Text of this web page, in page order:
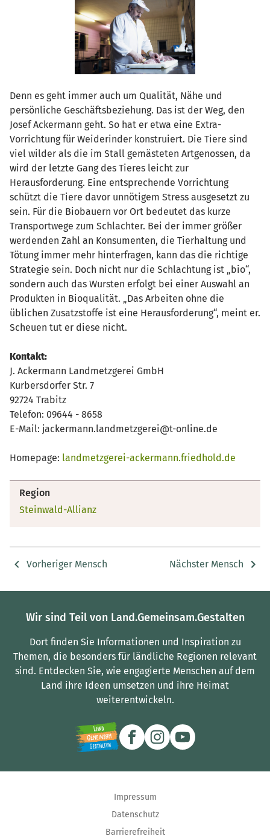
Denn es geht immer auch um Qualität, Nähe und
persönliche Geschäftsbeziehung. Das ist der Weg, den
Josef Ackermann geht. So hat er etwa eine Extra-
Vorrichtung für Weiderinder konstruiert. Die Tiere sind
viel wilder als die im Stall gemästeten Artgenossen, da
wird der letzte Gang des Tieres leicht zur
Herausforderung. Eine entsprechende Vorrichtung
schützt die Tiere davor unnötigem Stress ausgesetzt zu
sein. Für die Biobauern vor Ort bedeutet das kurze
Transportwege zum Schlachter. Bei der immer größer
werdenden Zahl an Konsumenten, die Tierhaltung und
Tötung immer mehr hinterfragen, kann das die richtige
Strategie sein. Doch nicht nur die Schlachtung ist „bio“,
sondern auch das Wursten erfolgt bei einer Auswahl an
Produkten in Bioqualität. „Das Arbeiten ohne die
üblichen Zusatzstoffe ist eine Herausforderung“, meint er.
Scheuen tut er diese nicht.
Kontakt:
J. Ackermann Landmetzgerei GmbH
Kurbersdorfer Str. 7
92724 Trabitz
Telefon: 09644 - 8658
E-Mail: jackermann.landmetzgerei@t-online.de
Homepage: landmetzgerei-ackermann.friedhold.de
Region
Steinwald-Allianz
Vorheriger Mensch Nächster Mensch
Wir sind Teil von Land.Gemeinsam.Gestalten
Dort finden Sie Informationen und Inspiration zu
Themen, die besonders für ländliche Regionen relevant
sind. Entdecken Sie, wie engagierte Menschen auf dem
Land ihre Ideen umsetzen und ihre Heimat
weiterentwickeln.
Impressum
Datenschutz
Barrierefreiheit